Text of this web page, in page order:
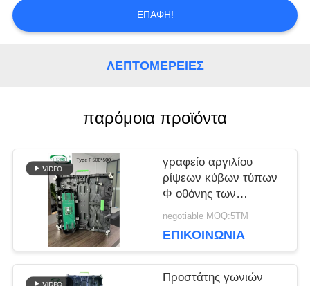
ΥΠΟΘΈΣΕΙΣ
ΜΙΑ
ΠΡΟΣΦΟΡΆ
VR
ΕΠΑΦΉ!
ΛΕΠΤΟΜΈΡΕΙΕΣ
παρόμοια προϊόντα
γραφείο αργιλίου
ρίψεων κύβων τύπων
Φ οθόνης των
οδηγήσεων συναυλίας
negotiable MOQ:5ΤΜ
ΕΠΙΚΟΙΝΩΝΊΑ
Προστάτης γωνιών